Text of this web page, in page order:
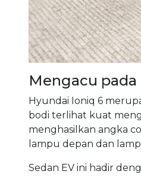
Mengacu
Hyundai Ioniq 6
bodi terlihat kuat
menghasilkan angka
lampu depan dan
Sedan EV ini hadir